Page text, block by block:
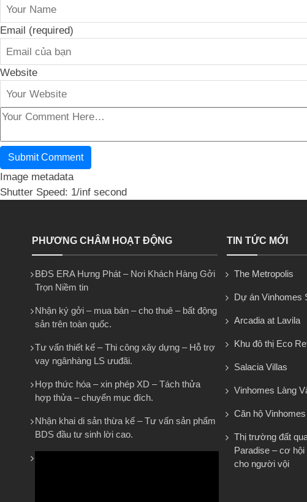
Email (required)
Website
Image metadata
Shutter Speed: 1/inf second
PHƯƠNG CHÂM HOẠT ĐỘNG
BĐS ERA Hưng Phát – Nơi Khách Hàng Gởi
Trọn Niềm tin
Nhận ký gởi – mua bán – cho thuê – bất động
sản trên toàn quốc.
Tư vấn thiết kế – Thi công xây dựng – Hỗ trợ
vay ngânhàng LS ưuđãi.
Hợp thức hóa – xin phép XD – Tách thửa
hợp thửa – chuyển mục đích.
Nhận khai di sản thừa kế – Tư vấn sản phẩm
BDS đầu tư sinh lời cao.
TIN TỨC MỚI
The Metropolis
Dự án Vinhomes
Arcadia at Lavila
Khu đô thị Eco
Salacia Villas
Vinhomes Làng
Căn hộ
Thị trường đất
Paradise – cơ
cho người vội